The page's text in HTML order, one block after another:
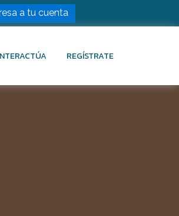
a tu cuenta
REGÍSTRATE